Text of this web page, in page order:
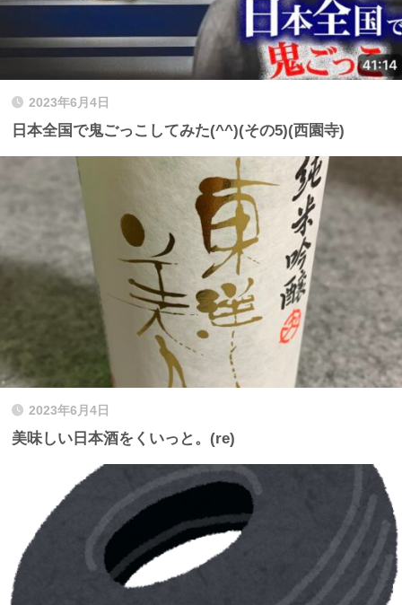
2023年6月4日
日本全国で鬼ごっこしてみた(^^)(その5)(西園寺)
2023年6月4日
美味しい日本酒をくいっと。(re)